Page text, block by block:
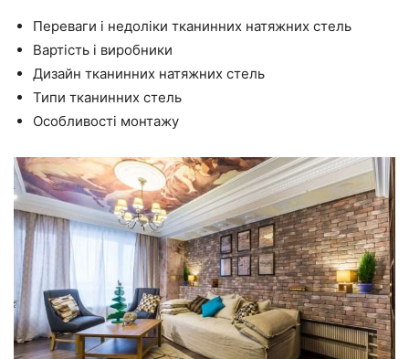
Переваги і недоліки тканинних натяжних стель
Вартість і виробники
Дизайн тканинних натяжних стель
Типи тканинних стель
Особливості монтажу